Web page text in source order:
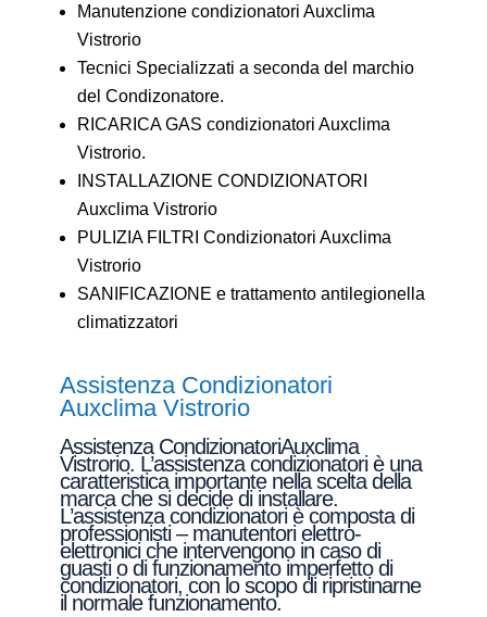
Manutenzione condizionatori Auxclima
Vistrorio
Tecnici Specializzati a seconda del marchio
del Condizonatore.
RICARICA GAS condizionatori Auxclima
Vistrorio.
INSTALLAZIONE CONDIZIONATORI
Auxclima Vistrorio
PULIZIA FILTRI Condizionatori Auxclima
Vistrorio
SANIFICAZIONE e trattamento antilegionella
climatizzatori
Assistenza Condizionatori
Auxclima Vistrorio
Assistenza CondizionatoriAuxclima
Vistrorio. L’assistenza condizionatori è una
caratteristica importante nella scelta della
marca che si decide di installare.
L’assistenza condizionatori è composta di
professionisti – manutentori elettro-
elettronici che intervengono in caso di
guasti o di funzionamento imperfetto di
condizionatori, con lo scopo di ripristinarne
il normale funzionamento.